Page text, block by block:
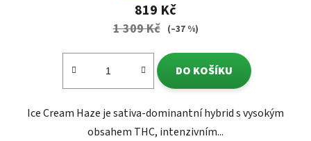
819 Kč
1 309 Kč (–37 %)
DO KOŠÍKU
Ice Cream Haze je sativa-dominantní hybrid s vysokým
obsahem THC, intenzivním...